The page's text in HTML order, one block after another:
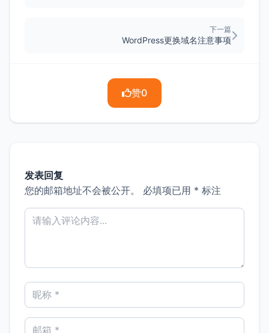
下一篇
WordPress更换域名注意事项
赞0
发表回复
您的邮箱地址不会被公开。
必填项已用 * 标注